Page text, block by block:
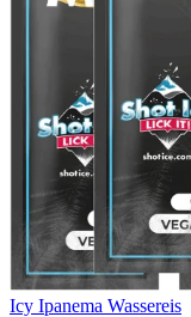
Icy Ipanema Wassereis